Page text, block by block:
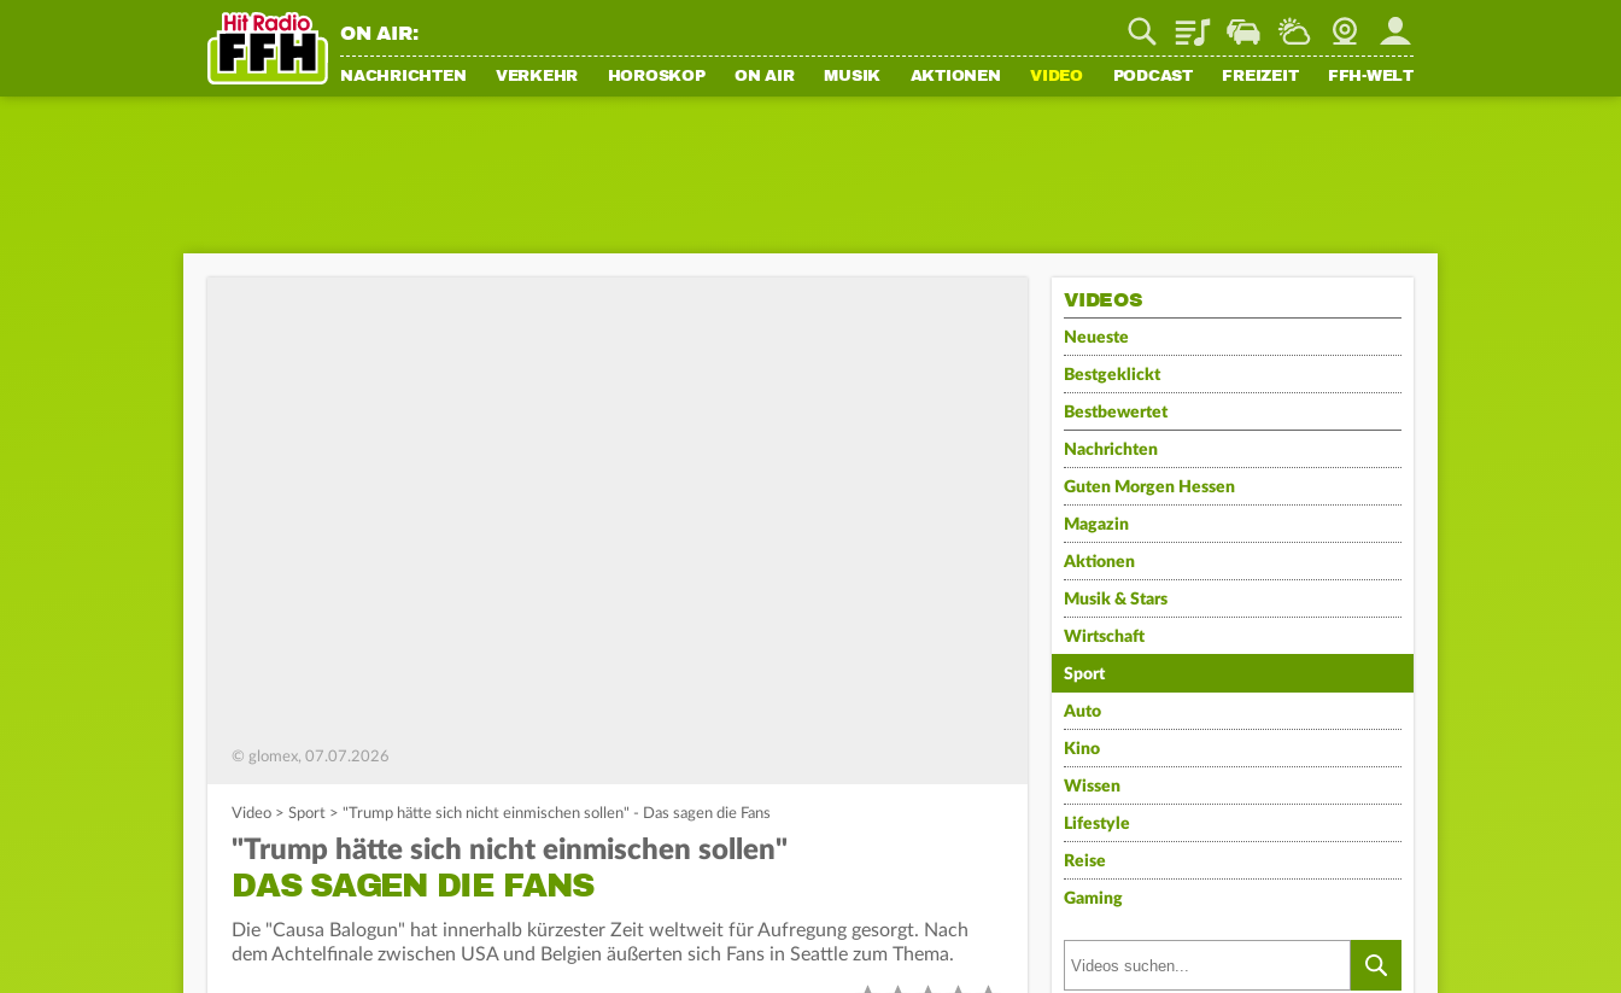
ON AIR: PlaylistStaupilotWetterWebcamMein FFH
NACHRICHTEN VERKEHR HOROSKOP ON AIR MUSIK AKTIONEN VIDEO PODCAST FREIZEIT FFH-WELT
© glomex, 07.07.2026
Video > Sport > "Trump hätte sich nicht einmischen sollen" - Das sagen die Fans
"Trump hätte sich nicht einmischen sollen"
DAS SAGEN DIE FANS
Die "Causa Balogun" hat innerhalb kürzester Zeit weltweit für Aufregung gesorgt. Nach
dem Achtelfinale zwischen USA und Belgien äußerten sich Fans in Seattle zum Thema.
VIDEOS
Neueste
Bestgeklickt
Bestbewertet
Nachrichten
Guten Morgen Hessen
Magazin
Aktionen
Musik & Stars
Wirtschaft
Sport
Auto
Kino
Wissen
Lifestyle
Reise
Gaming